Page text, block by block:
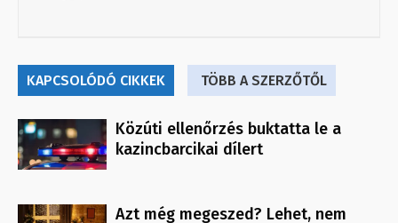
KAPCSOLÓDÓ CIKKEK TÖBB A SZERZŐTŐL
Közúti ellenőrzés buktatta le a
kazincbarcikai dílert
Azt még megeszed? Lehet, nem